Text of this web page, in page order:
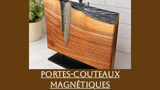
portes-couteaux
magnétiques